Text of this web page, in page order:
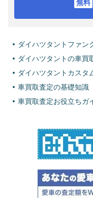
ダイハツタントファン
ダイハツタントの車買
ダイハツタントカスタ
車買取査定の基礎知識
車買取査定お役立ちガ